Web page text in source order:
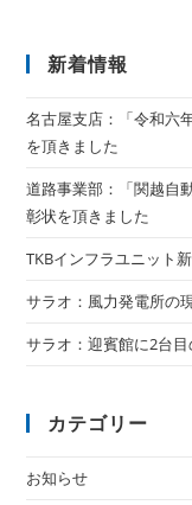
新着情報
名古屋支店：「令和六
を頂きました
道路事業部：「関越自
彰状を頂きました
TKBインフラユニット
サラオ：風力発電所の
サラオ：迎賓館に2台
カテゴリー
お知らせ